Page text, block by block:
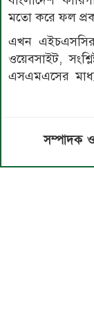
মতো করে ফল
এখন
ওয়েবসাইট,
এসএমএসের
সম্পাদক